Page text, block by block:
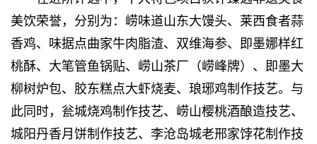
美饮荣誉，分别为：崂味道山东大馒头、莱西食者蒜
香鸡、味据点曲家牛肉脂渣、双维海参、即墨娜样红
桃酥、大笔管鱼锅贴、崂山茶厂（崂峰牌）、即墨大
柳树炉包、胶东糕点大虾烧麦、琅琊鸡制作技艺。与
此同时，瓮城烧鸡制作技艺、崂山樱桃酒酿造技艺、
城阳丹香月饼制作技艺、李沧岛城老邢家饽花制作技